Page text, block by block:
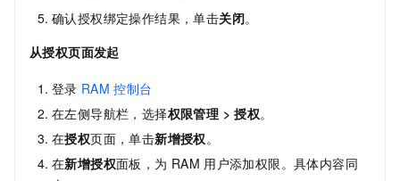
确认授权绑定操作结果，单击关闭。
从授权页面发起
登录 RAM 控制台
在左侧导航栏，选择权限管理 >授权。
在授权页面，单击新增授权 。
在新增授权面板，为 RAM 用户添加权限。具体内容同